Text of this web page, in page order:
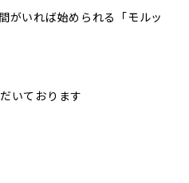
がいれば始められる「モルッ
いております